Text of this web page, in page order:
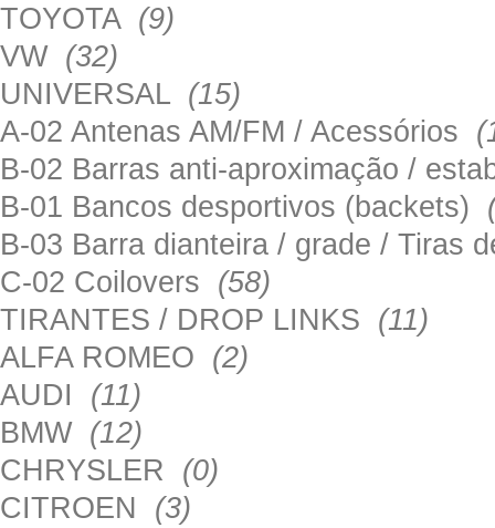
TOYOTA (9)
VW (32)
UNIVERSAL (15)
A-02 Antenas AM/FM / Acessórios
B-02 Barras anti-aproximação /
B-01 Bancos desportivos (backets)
B-03 Barra dianteira / grade / Tiras
C-02 Coilovers (58)
TIRANTES / DROP LINKS (11)
ALFA ROMEO (2)
AUDI (11)
BMW (12)
CHRYSLER (0)
CITROEN (3)